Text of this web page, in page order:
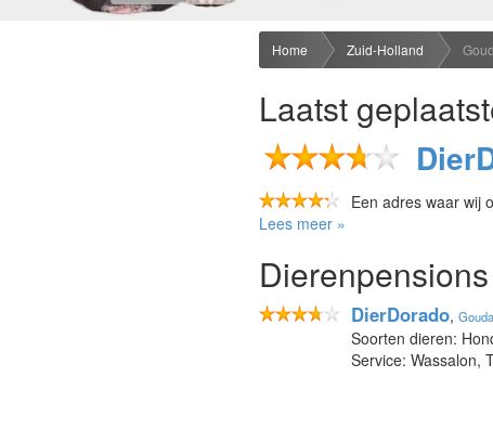
Home Zuid-Holland
Laatst
Een adres waar wij
Lees meer »
DierDorado, Gouda
Soorten dieren:
Service: Wassalon,